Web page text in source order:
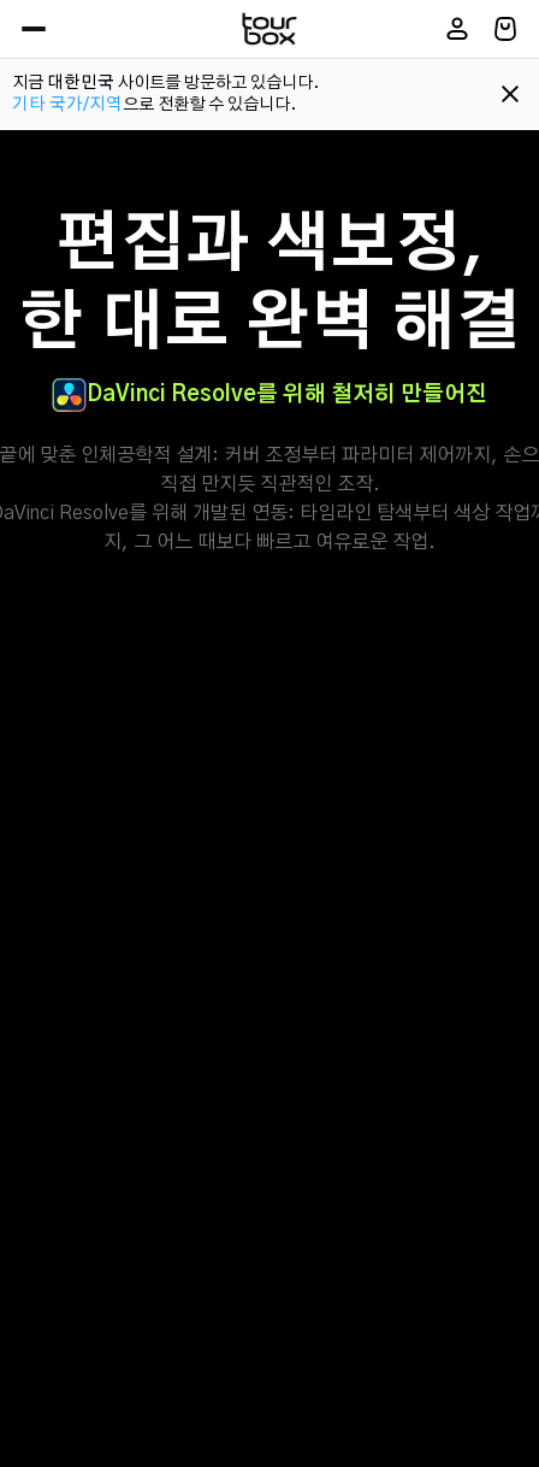
지금 대한민국 사이트를 방문하고 있습니다.
기타 국가/지역으로 전환할 수 있습니다.
편집과 색보정,
한 대로 완벽 해결
DaVinci Resolve를 위해 철저히 만들어진
에 맞춘 인체공학적 설계: 커버 조정부터 파라미터 제어까지, 손
직접 만지듯 직관적인 조작.
Resolve를 위해 개발된 연동: 타임라인 탐색부터 색상 작업
지, 그 어느 때보다 빠르고 여유로운 작업.